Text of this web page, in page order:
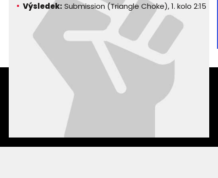
Výsledek: Submission (Triangle Choke), 1. kolo 2:15
Podmínky užití webového rozhraní
Souhlas s používáním osobních údajů